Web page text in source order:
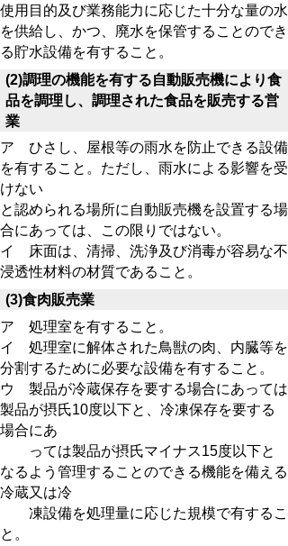
使用目的及び業務能力に応じた十分な量の水
を供給し、かつ、廃水を保管することのでき
る貯水設備を有すること。
(2)調理の機能を有する自動販売機により食
品を調理し、調理された食品を販売する営
業
ア ひさし、屋根等の雨水を防止できる設備
を有すること。ただし、雨水による影響を受
けない
と認められる場所に自動販売機を設置する場
合にあっては、この限りではない。
イ 床面は、清掃、洗浄及び消毒が容易な不
浸透性材料の材質であること。
(3)食肉販売業
ア 処理室を有すること。
イ 処理室に解体された鳥獣の肉、内臓等を
分割するために必要な設備を有すること。
ウ 製品が冷蔵保存を要する場合にあっては
製品が摂氏10度以下と、冷凍保存を要する
場合にあ
っては製品が摂氏マイナス15度以下と
なるよう管理することのできる機能を備える
冷蔵又は冷
凍設備を処理量に応じた規模で有するこ
と。